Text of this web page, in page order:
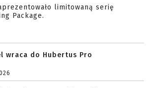
limitowaną serię
Package.
wraca do Hubertus Pro